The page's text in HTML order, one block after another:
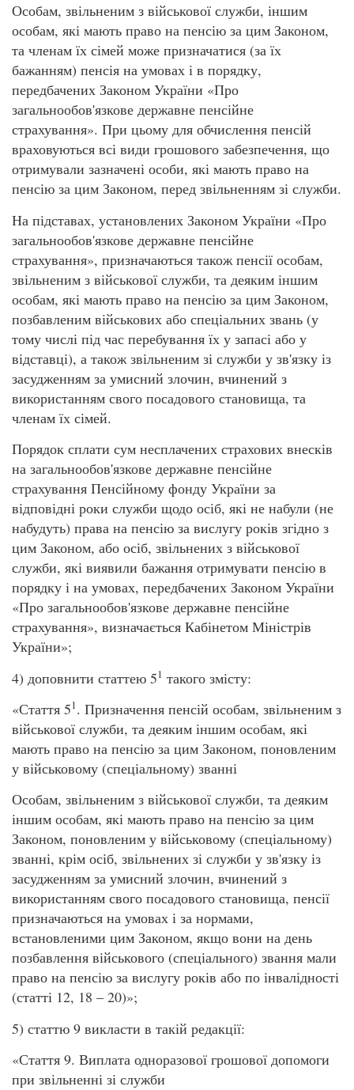
Особам, звільненим з військової служби, іншим
особам, які мають право на пенсію за цим Законом,
та членам їх сімей може призначатися (за їх
бажанням) пенсія на умовах і в порядку,
передбачених Законом України «Про
загальнообов'язкове державне пенсійне
страхування». При цьому для обчислення пенсій
враховуються всі види грошового забезпечення, що
отримували зазначені особи, які мають право на
пенсію за цим Законом, перед звільненням зі служби.
На підставах, установлених Законом України «Про
загальнообов'язкове державне пенсійне
страхування», призначаються також пенсії особам,
звільненим з військової служби, та деяким іншим
особам, які мають право на пенсію за цим Законом,
позбавленим військових або спеціальних звань (у
тому числі під час перебування їх у запасі або у
відставці), а також звільненим зі служби у зв'язку із
засудженням за умисний злочин, вчинений з
використанням свого посадового становища, та
членам їх сімей.
Порядок сплати сум несплачених страхових внесків
на загальнообов'язкове державне пенсійне
страхування Пенсійному фонду України за
відповідні роки служби щодо осіб, які не набули (не
набудуть) права на пенсію за вислугу років згідно з
цим Законом, або осіб, звільнених з військової
служби, які виявили бажання отримувати пенсію в
порядку і на умовах, передбачених Законом України
«Про загальнообов'язкове державне пенсійне
страхування», визначається Кабінетом Міністрів
України»;
4) доповнити статтею 51 такого змісту:
«Стаття 51. Призначення пенсій особам, звільненим з
військової служби, та деяким іншим особам, які
мають право на пенсію за цим Законом, поновленим
у військовому (спеціальному) званні
Особам, звільненим з військової служби, та деяким
іншим особам, які мають право на пенсію за цим
Законом, поновленим у військовому (спеціальному)
званні, крім осіб, звільнених зі служби у зв'язку із
засудженням за умисний злочин, вчинений з
використанням свого посадового становища, пенсії
призначаються на умовах і за нормами,
встановленими цим Законом, якщо вони на день
позбавлення військового (спеціального) звання мали
право на пенсію за вислугу років або по інвалідності
(статті 12, 18 – 20)»;
5) статтю 9 викласти в такій редакції:
«Стаття 9. Виплата одноразової грошової допомоги
при звільненні зі служби